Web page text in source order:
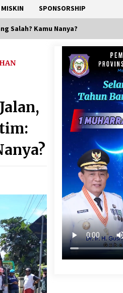
MISKIN SPONSORSHIP
Salah? Kamu Nanya?